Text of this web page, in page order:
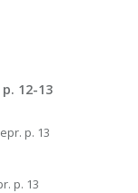
12-13
p. 13
p. 13